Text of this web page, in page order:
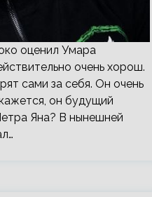
оценил Умара
очень хорош.
сами за себя. Он очень
он будущий
Яна? В нынешней